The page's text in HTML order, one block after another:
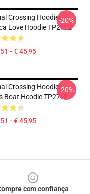
Crossing Hoodies -
Love Hoodie TP2712
- € 45,95
-20%
Crossing Hoodies -
Boat Hoodie TP2712
- € 45,95
-20%
com confiança